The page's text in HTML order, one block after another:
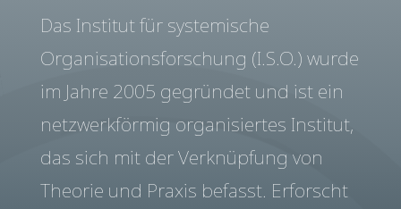
Das Institut für systemische
Organisationsforschung (I.S.O.) wurde
im Jahre 2005 gegründet und ist ein
netzwerkförmig organisiertes Institut,
das sich mit der Verknüpfung von
Theorie und Praxis befasst. Erforscht